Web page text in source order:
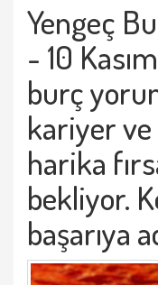
Yengeç
- 10
burç
kariyer
harika f
bekliyor.
başarıya